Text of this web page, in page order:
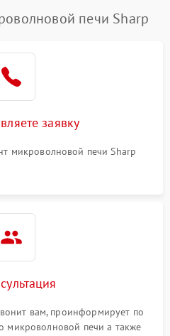
Подробнее →
2200 ₽
1000 ₽
печи Sharp
заявку
микроволновой печи Sharp
вам, проинформирует по
микроволновой печи а также